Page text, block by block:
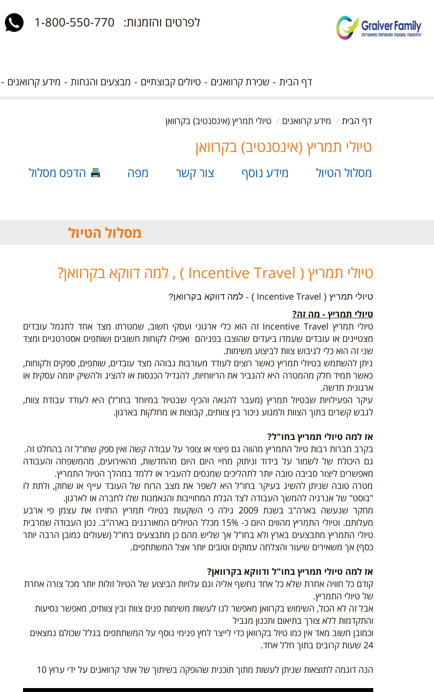
לפרטים והזמנות: 1-800-550-770
דף הבית שכירת קרוואנים טיולים קבוצתיים מבצעים והנחות מידע קרוואנים
דף הבית מידע קרוואנים טיולי תמריץ (אינסנטיב) בקרוואן
טיולי תמריץ (אינסנטיב) בקרוואן
מסלול הטיול מידע נוסף צור קשר מפה הדפס מסלול
מסלול הטיול
טיולי תמריץ ( Incentive Travel ) , למה דווקא בקרוואן?
טיולי תמריץ ( Incentive Travel ) - למה דווקא בקרוואן?
טיולי תמריץ - מה זה?
טיולי תמריץ Incentive Travel זה הוא כלי ארגוני ועסקי חשוב, שמטרתו מצד אחד לתגמל עובדים
מצטיינים או עובדים שעמדו ביעדים שהוצבו בפניהם ואפילו לקוחות חשובים ושותפים אסטרטגיים ומצד
שני זה הוא כלי לגיבוש צוות לביצוע משימות.
ניתן להשתמש בטיולי תמריץ כאשר רוצים לעודד מעורבות גבוהה מצד עובדים, שותפים, ספקים ולקוחות,
כאשר תמיד חלק מהמטרה היא להגביר את הריווחיות, להגדיל הכנסות או להציג ולהשיק יוזמה עסקית או
ארגונית חדשה.
עיקר הפעילויות שבטיול תמריץ (מעבר להנאה והכיף שבטיול במיוחד בחו"ל) היא לעודד עבודת צוות,
לגבש קשרים בתוך הצוות ולמנוע ניכור בין צוותים, קבוצות או מחלקות בארגון.
אז למה טיולי תמריץ בחו"ל?
בקרב חברות רבות טיול התמריץ מהווה גם פיצוי או צופר על עבודה קשה ואין ספק שחו"ל זה בהחלט זה.
גם היכולת של לשמור על בידוד וניתוק מחיי היום היום מהחדשות, מהאירועים, מהמשפחה והעבודה
מאפשרים ליצור סביבה טובה יותר לתהליכים שמנסים להעביר או ללמד במהלך הטיול התמריץ.
מטרה טובה שניתן להשיג בעיקר בחו"ל היא לשפר את מצב הרוח של העובד עייף או שחוק, ולתת לו
"בוסט" של אנרגיה להמשך העבודה לצד הגלת המחוייבות והנאמנות שלו לחברה או לארגון.
מחקר שנעשה בארה"ב בשנת 2009 גילה כי השקעות בטיולי תמריץ החזירו את עצמן פי ארבע
מעלותם. וטיולי התמריץ מהווים היום כ- 15% מכלל הטיולים המאורגנים בארה"ב. נכון העבודה שמרבית
טיולי התמריץ מתבצעים בארץ ולא בחו"ל אך שליש מהם כן מתבצעים בחו"ל (שעולים כמובן הרבה יותר
כסף) אך משאירים שיעור והצלחה עמוקים וטובים יותר אצל המשתתפים.
אז למה טיולי תמריץ בחו"ל ודווקא בקרוואן?
קודם כל חוויה אחרת שלא כל אחד נחשף אליה וגם עלויות הביצוע של הטיול זולות יותר מכל צורה אחרת
של טיולי התמריץ.
אבל זה לא הכול, השימוש בקרוואן מאפשר לנו לעשות משימות פנים צוות ובין צוותים, מאפשר נסיעות
והתקדמות ללא צורך בתיאום ותכנון מגביל
וכמובן חשוב מאד אין כמו טיול בקרוואן כדי לייצר לחץ פנימי נוסף על המשתתפים בגלל שכולם נמצאים
24 שעות קרובים בתוך חלל אחד.
הנה דוגמה לתוצאות שניתן לעשות מתוך תוכנית שהופקה בשיתוך של אתר קרוואנים על ידי ערוץ 10